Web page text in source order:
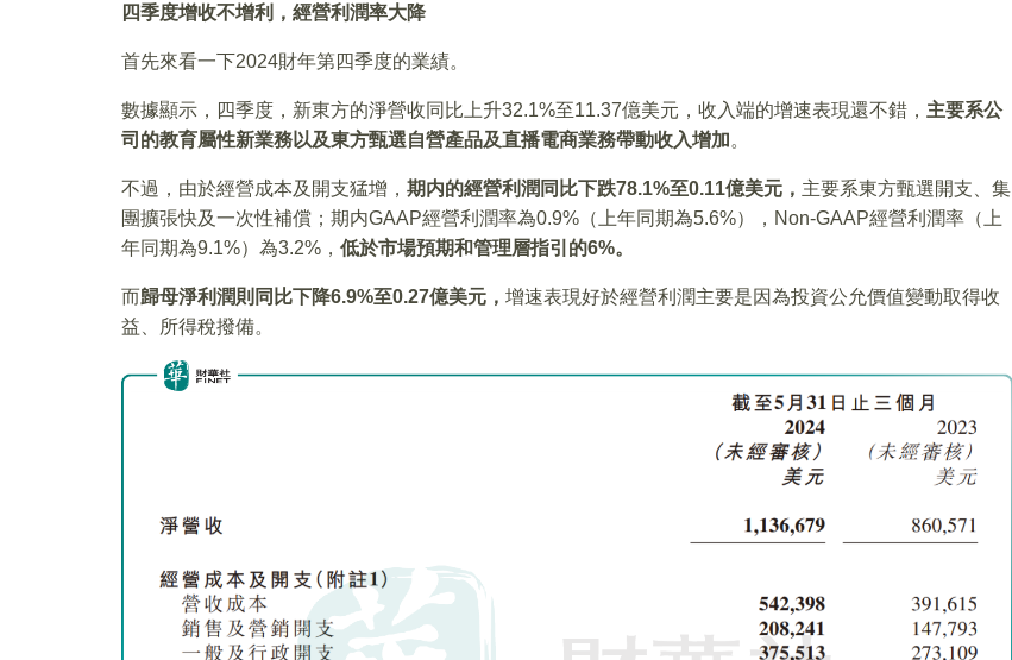
四季度增收不增利， 經營利潤率大降
首先來看一下2024財年第四季度的業績。
數據顯示，四季度，新東方的淨營收同比上升32.1%至11.37億美元，收入端的增速表現還不錯， 主要系公
司的教育屬性新業務以及東方甄選自營產品及直播電商業務帶動收入增加。
不過，由於經營成本及開支猛增， 期内的經營利潤同比下跌78.1%至0.11億美元， 主要系東方甄選開支、集
團擴張快及一次性補償；期内GAAP經營利潤率為0.9%（上年同期為5.6%），Non-GAAP經營利潤率（上
年同期為9.1%）為3.2%， 低於市場預期和管理層指引的6%。
而歸母淨利潤則同比下降6.9%至0.27億美元， 增速表現好於經營利潤主要是因為投資公允價值變動取得收
益、所得稅撥備。